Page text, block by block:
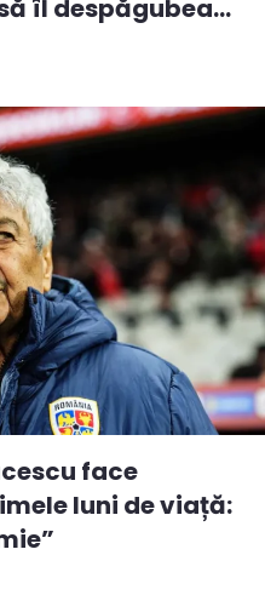
îl despăgubea...
face
luni de viață: